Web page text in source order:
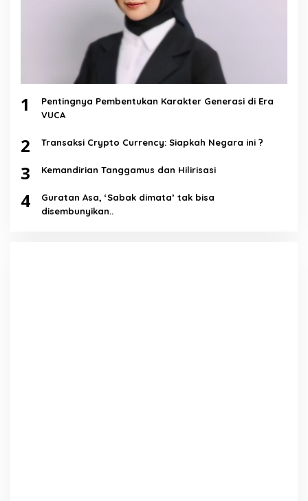
1
Pentingnya Pembentukan Karakter Generasi di Era
VUCA
2 Transaksi Crypto Currency: Siapkah Negara ini ?
3 Kemandirian Tanggamus dan Hilirisasi
4
Guratan Asa, ‘Sabak dimata’ tak bisa
disembunyikan..